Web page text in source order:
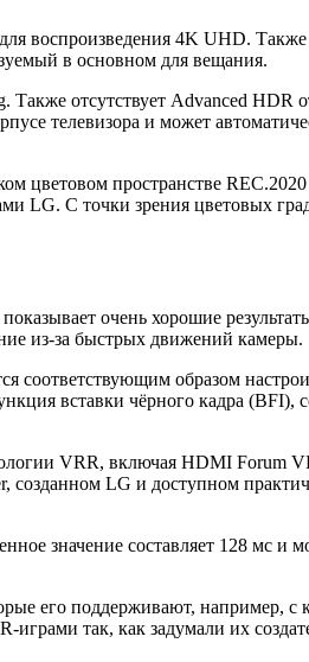
воспроизведения 4K UHD.
в основном для вещания.
отсутствует Advanced HDR
телевизора и может
цветовом пространстве
LG. С точки зрения цветовых
очень хорошие
из-за быстрых движений камеры.
соответствующим образом
вставки чёрного кадра (BFI),
VRR, включая HDMI Forum
LG и доступном
значение составляет 128 мс и
его поддерживают, например, с
так, как задумали их